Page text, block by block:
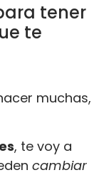
tener
te
muchas,
, te voy a
cambiar